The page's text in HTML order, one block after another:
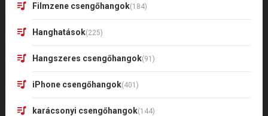
Filmzene csengőhangok(184)
Hanghatások(225)
Hangszeres csengőhangok(91)
iPhone csengőhangok(401)
karácsonyi csengőhangok(144)